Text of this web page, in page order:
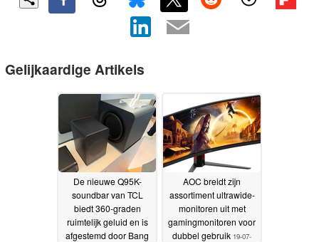
Gelijkaardige Artikels
De nieuwe Q95K-
soundbar van TCL
biedt 360-graden
ruimtelijk geluid en is
afgestemd door Bang
AOC breidt zijn
assortiment ultrawide-
monitoren uit met
gamingmonitoren voor
dubbel gebruik 19-07-